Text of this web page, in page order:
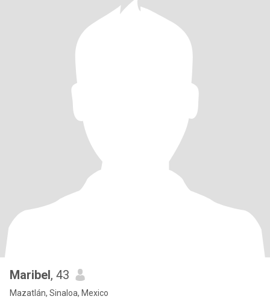
Maribel, 43
Mazatlán, Sinaloa, Mexico